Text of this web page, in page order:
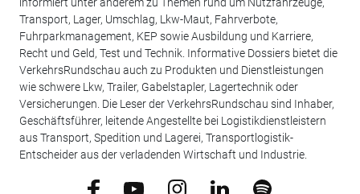
informiert unter anderem zu Themen rund um Nutzfahrzeuge,
Transport, Lager, Umschlag, Lkw-Maut, Fahrverbote,
Fuhrparkmanagement, KEP sowie Ausbildung und Karriere,
Recht und Geld, Test und Technik. Informative Dossiers bietet die
VerkehrsRundschau auch zu Produkten und Dienstleistungen
wie schwere Lkw, Trailer, Gabelstapler, Lagertechnik oder
Versicherungen. Die Leser der VerkehrsRundschau sind Inhaber,
Geschäftsführer, leitende Angestellte bei Logistikdienstleistern
aus Transport, Spedition und Lagerei, Transportlogistik-
Entscheider aus der verladenden Wirtschaft und Industrie.